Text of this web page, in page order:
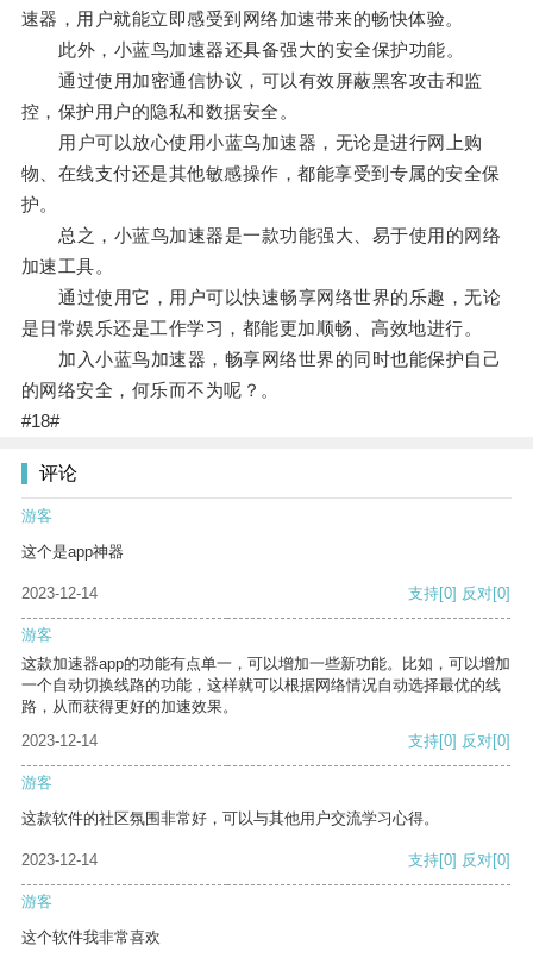
速器，用户就能立即感受到网络加速带来的畅快体验。
此外，小蓝鸟加速器还具备强大的安全保护功能。
通过使用加密通信协议，可以有效屏蔽黑客攻击和监
控，保护用户的隐私和数据安全。
用户可以放心使用小蓝鸟加速器，无论是进行网上购
物、在线支付还是其他敏感操作，都能享受到专属的安全保
护。
总之，小蓝鸟加速器是一款功能强大、易于使用的网络
加速工具。
通过使用它，用户可以快速畅享网络世界的乐趣，无论
是日常娱乐还是工作学习，都能更加顺畅、高效地进行。
加入小蓝鸟加速器，畅享网络世界的同时也能保护自己
的网络安全，何乐而不为呢？。
#18#
评论
游客
这个是app神器
2023-12-14 支持[0] 反对[0]
游客
这款加速器app的功能有点单一，可以增加一些新功能。比如，可以增加
一个自动切换线路的功能，这样就可以根据网络情况自动选择最优的线
路，从而获得更好的加速效果。
2023-12-14
支持[0] 反对[0]
游客
这款软件的社区氛围非常好，可以与其他用户交流学习心得。
2023-12-14 支持[0] 反对[0]
游客
这个软件我非常喜欢